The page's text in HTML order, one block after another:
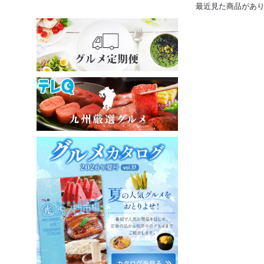
最近見た商品があり